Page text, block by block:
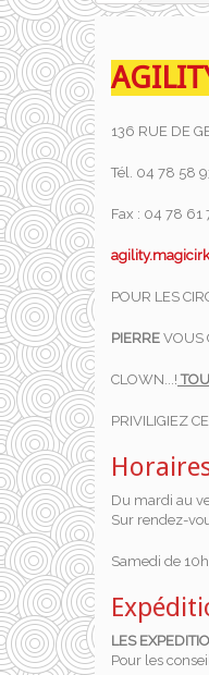
136 RUE DE
Tél. 04 78 58
Fax : 04 78 61
POUR LES
PIERRE VOUS
CLOWN...!
PRIVILIGIEZ
Du mardi au
Sur rendez-
Samedi de
LES
Pour les